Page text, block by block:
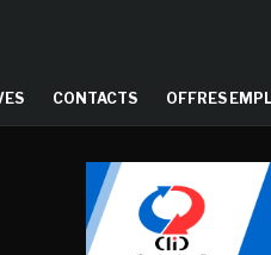
CONTACTS OFFRES